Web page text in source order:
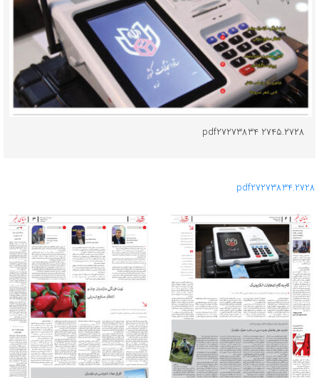
۲۷۲۸.pdf27273834 2745
2728.pdf2
7273834